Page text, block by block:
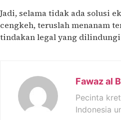
Jadi, selama tidak ada solusi
cengkeh, teruslah menanam
tindakan legal yang
Fawaz al
Pecinta
Indonesia